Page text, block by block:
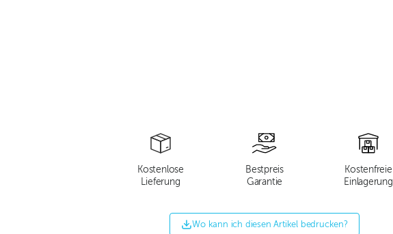
Kostenlose
Lieferung
Bestpreis
Garantie
Kostenfreie
Einlagerung
Wo kann ich diesen Artikel bedrucken?